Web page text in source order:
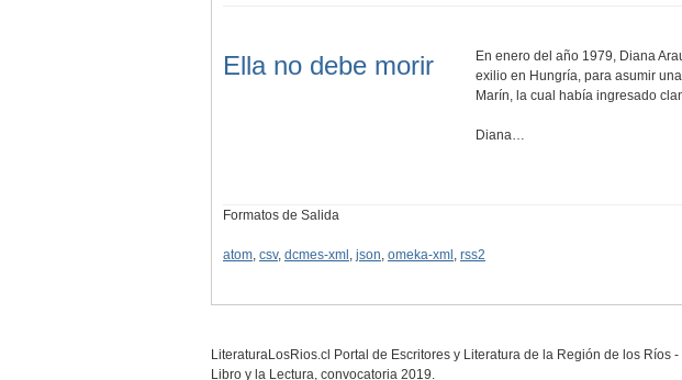
Ella no debe morir
En enero del año 1979, Diana
exilio en Hungría, para asumir
Marín, la cual había ingresado
Diana…
Formatos de Salida
atom, csv, dcmes-xml , json, omeka-xml , rss2
LiteraturaLosRios.cl Portal de Escritores y Literatura de la Región de los Ríos
Libro y la Lectura, convocatoria 2019.